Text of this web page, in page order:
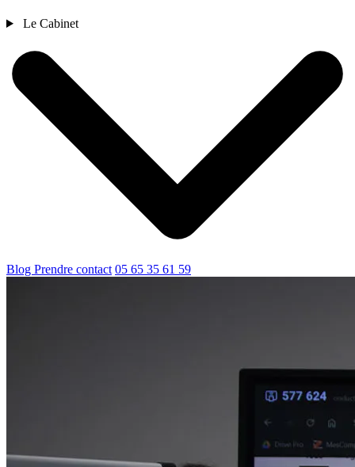
Le Cabinet
Blog Prendre contact 05 65 35 61 59